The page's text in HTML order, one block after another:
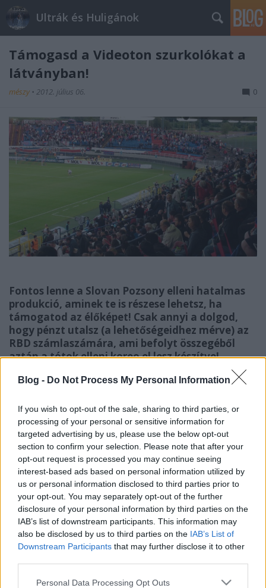
Blog - Do Not Process My Personal Information
If you wish to opt-out of the sale, sharing to third parties, or
processing of your personal or sensitive information for
targeted advertising by us, please use the below opt-out
section to confirm your selection. Please note that after your
opt-out request is processed you may continue seeing
interest-based ads based on personal information utilized by
us or personal information disclosed to third parties prior to
your opt-out. You may separately opt-out of the further
disclosure of your personal information by third parties on the
IAB’s list of downstream participants. This information may
also be disclosed by us to third parties on the IAB’s List of
Downstream Participants that may further disclose it to other
Please note that this website/app uses one or more Google
Personal Data Processing Opt Outs
Ultrák és Huligánok
Támogasd a Videoton szurkolókat a
látványban!
mészy • 2012. július 06. 0
Fontos lenne a Slovan Pozsony elleni hatalmas
produkció, aminek te is részese lehetsz, ha
támogatod az élőképet! Csak annyi a dolgod,
hogy pénzt utalsz (a lehetőségeidhez mérve) az
RBD számlaszámára, ami befolyt összegéből
aztán a tótok elleni koreo el lesz készítve!
A tavalyi BL selejtezőben csoportunk egy komoly
hogy segítettünk felejthetetlenné tenni azt az estét
minden Vidi - szurkoló számára!
Idén az Európa Liga selejtezőiben a pozsonyi szláv
csapat próbálja útját állni a Videotonnak.
Kérjük a szurkolókat, hogy a Szuperkupa döntőn a
lehetőségeikhez képest támogassák a tervezett
látványunkat. Minél több pénzt gyűjtünk össze ,
annál nagyobb méretű látvánnyal tudunk
előrukkolni.
A következő számlaszámra szintén várjuk a
felajánlásokat:10918001-00000100-66090008